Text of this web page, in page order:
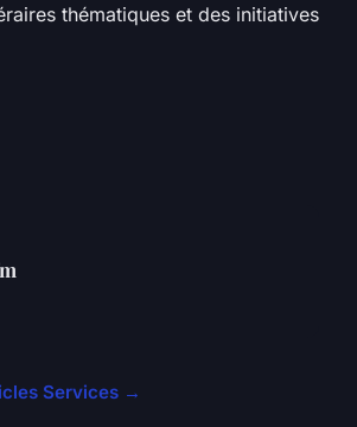
thématiques et des initiatives
Services →